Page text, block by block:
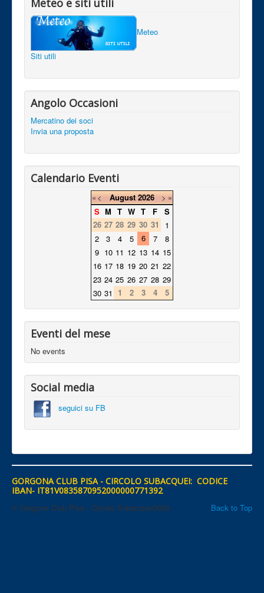
Meteo e siti utili
Meteo
Siti utili
Angolo Occasioni
Mercatino dei soci
Invia una proposta
Calendario Eventi
« < August 2026 > »
S M T W T F
S
26 27 28 29 30 31
1
2
3 4 5 6 7
8
9 10 11 12 13 14 15
16 17 18 19 20 21 22
23 24 25 26 27 28 29
30 31 1 2 3 4 5
Eventi del mese
No events
Social media
seguici su FB
GORGONA CLUB PISA - CIRCOLO SUBACQUEI: CODICE
IBAN- IT81V0835870952000000771392
Back to Top
© Gorgona Club Pisa - Circolo Subacquei2026